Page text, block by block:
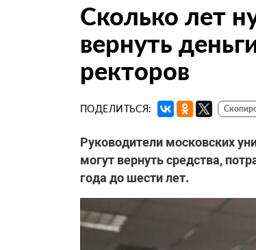
Сколько лет
вернуть
ректоров
ПОДЕЛИТЬСЯ:
Руководители московских
могут вернуть средства,
года до шести лет.